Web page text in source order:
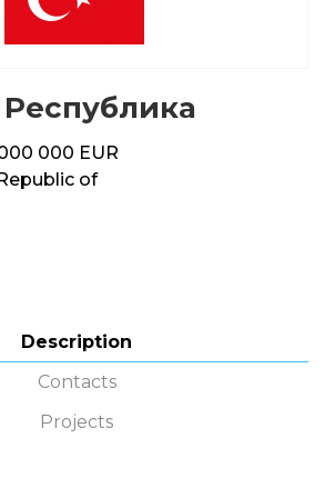
000 EUR
of
Description
Contacts
Projects